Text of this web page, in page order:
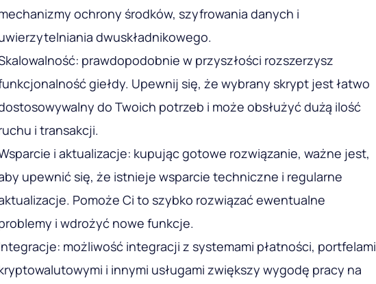
ochrony środków, szyfrowania danych i
dwuskładnikowego.
prawdopodobnie w przyszłości rozszerzysz
giełdy. Upewnij się, że wybrany skrypt jest łatwo
do Twoich potrzeb i może obsłużyć dużą ilość
i transakcji.
i aktualizacje: kupując gotowe rozwiązanie, ważne jest,
upewnić się, że istnieje wsparcie techniczne i regularne
Pomoże Ci to szybko rozwiązać ewentualne
i wdrożyć nowe funkcje.
możliwość integracji z systemami płatności, portfelami
i innymi usługami zwiększy wygodę pracy na